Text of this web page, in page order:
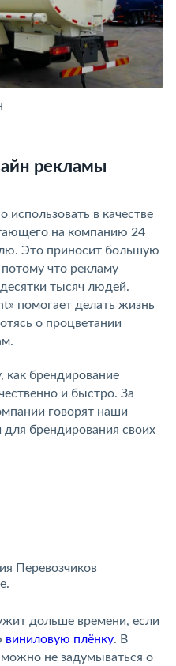
рекламы
в качестве
на компанию 24
Это приносит большую
что рекламу
тысяч людей.
помогает делать жизнь
о процветании
как брендирование
и быстро. За
говорят наши
для брендирования своих
Перевозчиков
дольше времени, если
виниловую плёнку. В
можно не задумываться о